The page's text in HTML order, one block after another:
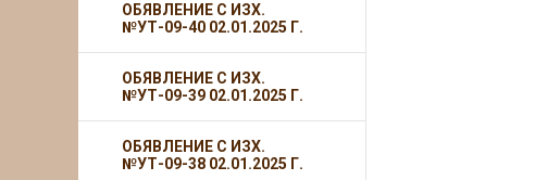
ОБЯВЛЕНИЕ С ИЗХ.
№УТ-09-40 02.01.2025 Г.
ОБЯВЛЕНИЕ С ИЗХ.
№УТ-09-39 02.01.2025 Г.
ОБЯВЛЕНИЕ С ИЗХ.
№УТ-09-38 02.01.2025 Г.